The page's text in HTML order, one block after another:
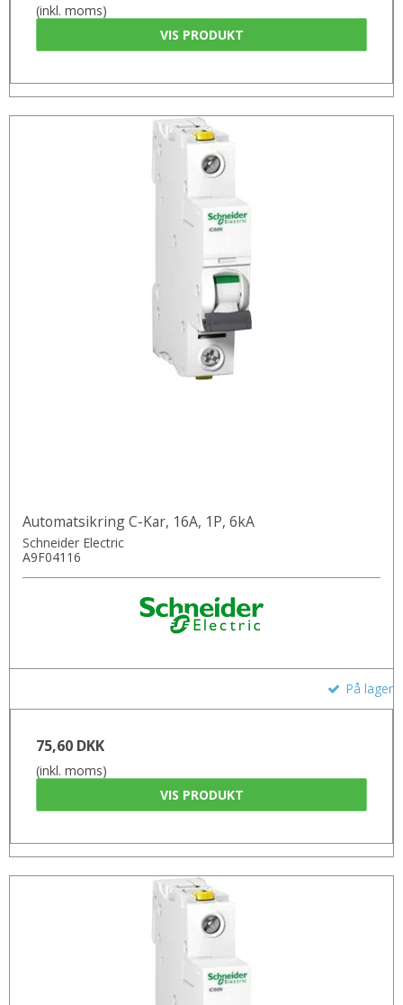
(inkl. moms)
VIS PRODUKT
Automatsikring C-Kar, 16A, 1P, 6kA
Schneider Electric
A9F04116
På lager
75,60 DKK
(inkl. moms)
VIS PRODUKT